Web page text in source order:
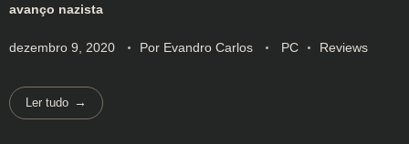
avanço nazista
dezembro 9, 2020 Por Evandro Carlos PC Reviews
Ler tudo